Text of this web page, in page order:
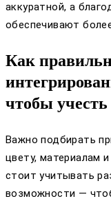
аккуратной, а
обеспечивают
Как
чтобы
Важно подбирать
цвету, материалам
стоит учитывать
возможности —